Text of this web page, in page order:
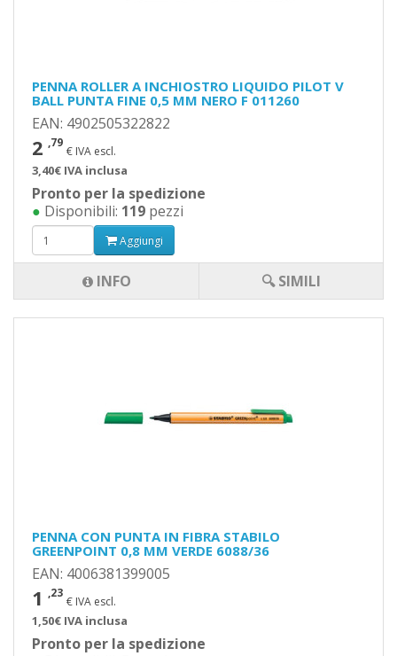
PENNA ROLLER A INCHIOSTRO LIQUIDO PILOT V
BALL PUNTA FINE 0,5 MM NERO F 011260
EAN: 4902505322822
2 ,79
€ IVA escl.
3,40€ IVA inclusa
Pronto per la spedizione
● Disponibili: 119 pezzi
Aggiungi
INFO 🔍 SIMILI
PENNA CON PUNTA IN FIBRA STABILO
GREENPOINT 0,8 MM VERDE 6088/36
EAN: 4006381399005
1 ,23
€ IVA escl.
1,50€ IVA inclusa
Pronto per la spedizione